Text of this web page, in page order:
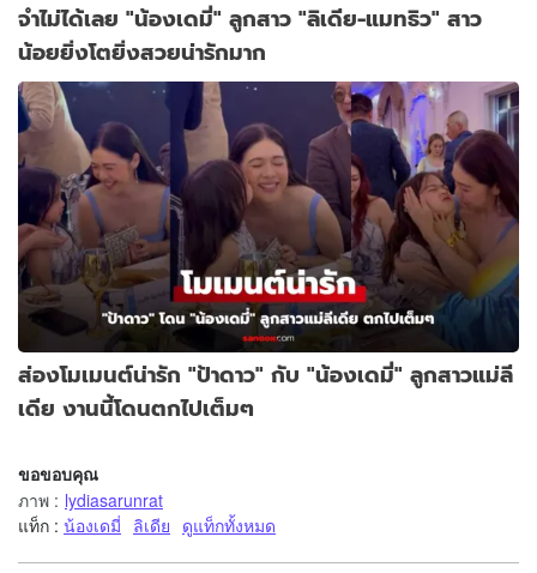
จำไม่ได้เลย "น้องเดมี่" ลูกสาว "ลิเดีย-แมทธิว" สาว
น้อยยิ่งโตยิ่งสวยน่ารักมาก
ส่องโมเมนต์น่ารัก "ป้าดาว" กับ "น้องเดมี่" ลูกสาวแม่ลี
เดีย งานนี้โดนตกไปเต็มๆ
ขอขอบคุณ
ภาพ : lydiasarunrat
แท็ก : น้องเดมี่ ลิเดีย ดูแท็กทั้งหมด